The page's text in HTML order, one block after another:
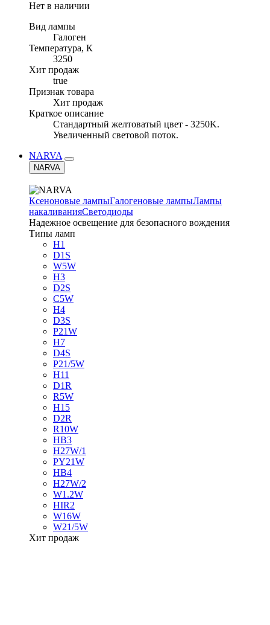
Нет в наличии
Вид лампы
Галоген
Температура, К
3250
Хит продаж
true
Признак товара
Хит продаж
Краткое описание
Стандартный желтоватый цвет - 3250K.
Увеличенный световой поток.
NARVA
NARVA
Ксеноновые лампыГалогеновые лампыЛампы
накаливанияСветодиоды
Надежное освещение для безопасного вождения
Типы ламп
H1
D1S
W5W
H3
D2S
C5W
H4
D3S
P21W
H7
D4S
P21/5W
H11
D1R
R5W
H15
D2R
R10W
HB3
H27W/1
PY21W
HB4
H27W/2
W1.2W
HIR2
W16W
W21/5W
Хит продаж